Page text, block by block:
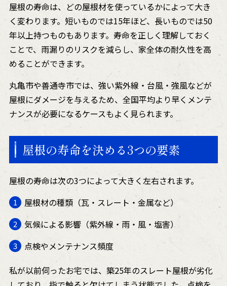
屋根の寿命は、どの屋根材を使っているかによって大き
く変わります。短いものでは15年ほど、長いものでは50
年以上持つものもあります。寿命を正しく理解しておく
ことで、雨漏りのリスクを減らし、家全体の耐久性を高
めることができます。
丸亀市や善通寺市では、強い紫外線・台風・強風などが
屋根にダメージを与えるため、全国平均より早くメンテ
ナンスが必要になるケースもよく見られます。
屋根の寿命を決める3つの要素
屋根の寿命は次の3つによって大きく左右されます。
屋根材の種類（瓦・スレート・金属など）
気候による影響（紫外線・雨・風・塩害）
点検やメンテナンス頻度
私が以前伺ったお宅では、築25年のスレート屋根が劣化